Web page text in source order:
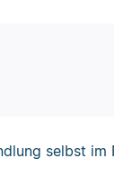
selbst im